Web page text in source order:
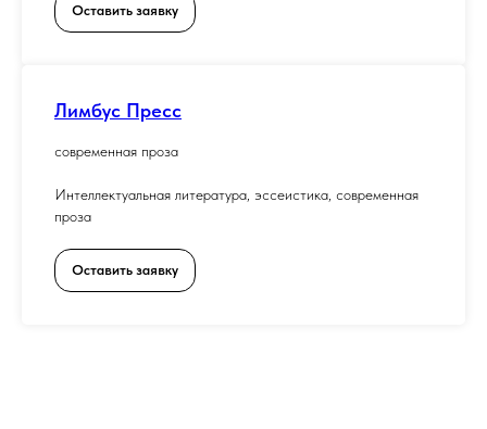
Оставить заявку
Лимбус Пресс
современная проза
Интеллектуальная литература, эссеистика, современная
проза
Оставить заявку